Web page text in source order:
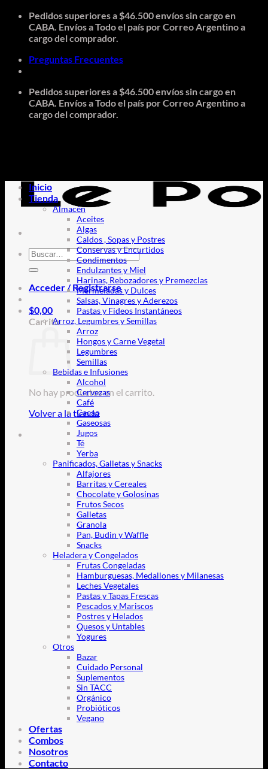
Saltar
contenido
Pedidos superiores a $46.500 envíos sin cargo en
CABA. Envíos a Todo el país por Correo Argentino a
cargo del comprador.
Preguntas Frecuentes
Pedidos superiores a $46.500 envíos sin cargo en
CABA. Envíos a Todo el país por Correo Argentino a
cargo del comprador.
Buscar
por:
Acceder / Registrarse
$0,00
Carrito
No hay productos en el carrito.
Volver a la tienda
Inicio
Tienda
Almacén
Aceites
Algas
Caldos , Sopas y Postres
Conservas y Encurtidos
Condimentos
Endulzantes y Miel
Harinas, Rebozadores y Premezclas
Mermeladas y Dulces
Salsas, Vinagres y Aderezos
Pastas y Fideos Instantáneos
Arroz, Legumbres y Semillas
Arroz
Hongos y Carne Vegetal
Legumbres
Semillas
Bebidas e Infusiones
Alcohol
Cervezas
Café
Cacao
Gaseosas
Jugos
Té
Yerba
Panificados, Galletas y Snacks
Alfajores
Barritas y Cereales
Chocolate y Golosinas
Frutos Secos
Galletas
Granola
Pan, Budin y Waffle
Snacks
Heladera y Congelados
Frutas Congeladas
Hamburguesas, Medallones y Milanesas
Leches Vegetales
Pastas y Tapas Frescas
Pescados y Mariscos
Postres y Helados
Quesos y Untables
Yogures
Otros
Bazar
Cuidado Personal
Suplementos
Sin TACC
Orgánico
Probióticos
Vegano
Ofertas
Combos
Nosotros
Contacto